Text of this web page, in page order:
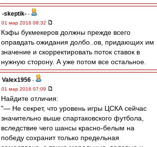
-skeptik- -
01 мар 2016 08:32
Кэфы букмекеров должны прежде всего
оправдать ожидания долбо..ов, придающих им
значение и скорректировать поток ставок в
нужную сторону. А уже потом все остальное.
Valex1956 -
01 мар 2016 07:09
Найдите отличия:
"— Не секрет, что уровень игры ЦСКА сейчас
значительно выше спартаковского футбола,
вследствие чего шансы красно-белым на
победу сохранит только предельная